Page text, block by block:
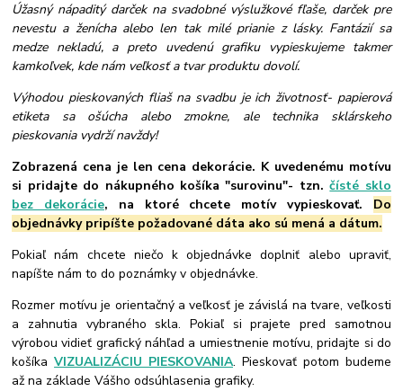
Úžasný nápaditý darček na svadobné výslužkové fľaše, darček pre
nevestu a ženícha alebo len tak milé prianie z lásky. Fantázií sa
medze nekladú, a preto uvedenú grafiku vypieskujeme takmer
kamkoľvek, kde nám veľkosť a tvar produktu dovolí.
Výhodou pieskovaných fliaš na svadbu je ich životnosť- papierová
etiketa sa ošúcha alebo zmokne, ale technika sklárskeho
pieskovania vydrží navždy!
Zobrazená cena je len cena dekorácie. K uvedenému motívu
si pridajte do nákupného košíka "surovinu"- tzn.čísté sklo
bez dekorácie, na ktoré chcete motív vypieskovať. Do
objednávky pripíšte požadované dáta ako sú mená a dátum.
Pokiaľ nám chcete niečo k objednávke doplniť alebo upraviť,
napíšte nám to do poznámky v objednávke.
Rozmer motívu je orientačný a veľkosť je závislá na tvare, veľkosti
a zahnutia vybraného skla. Pokiaľ si prajete pred samotnou
výrobou vidieť grafický náhľad a umiestnenie motívu, pridajte si do
košíkaVIZUALIZÁCIU PIESKOVANIA. Pieskovať potom budeme
až na základe Vášho odsúhlasenia grafiky.